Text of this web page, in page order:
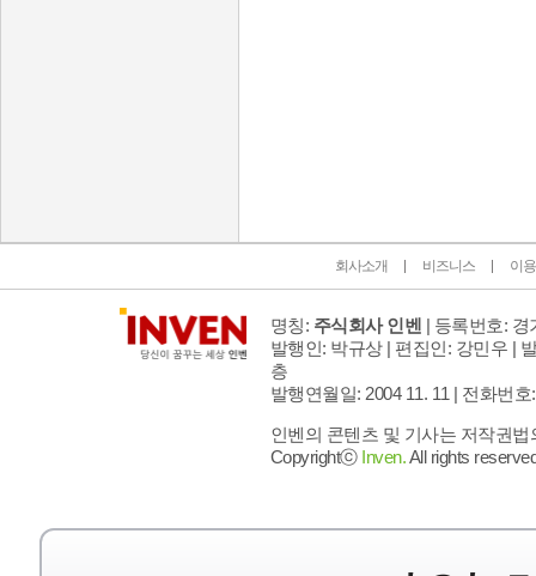
회사소개 비즈니스 이
명칭: 주식회사 인벤 | 등록번호: 경
발행인: 박규상 | 편집인: 강민우 |
층
발행연월일: 2004 11. 11 | 전화번호
인벤의 콘텐츠 및 기사는 저작권
Copyrightⓒ Inven.All rights